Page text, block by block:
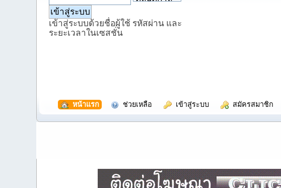
เข้าสู่ระบบด้วยชื่อผู้ใช้ รหัสผ่าน และ
ระยะเวลาในเซสชั่น
หน้าแรก ช่วยเหลือ เข้าสู่ระบบ สมัครสมาชิก